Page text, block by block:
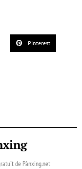
Pinterest
de Pànxing.net​